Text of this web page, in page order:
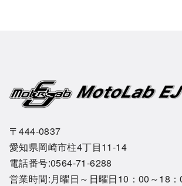
〒444-0837
愛知県岡崎市柱4丁目11-14
電話番号:0564-71-6288
営業時間:月曜日～日曜日10：00～18：